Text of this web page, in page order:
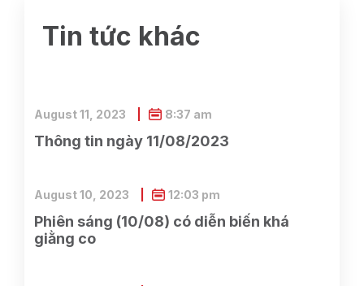
Tin tức khác
Thông tin ngày 11/08/2023
August 11, 2023 8:37 am
Phiên sáng (10/08) có diễn biến khá
giằng co
August 10, 2023 12:03 pm